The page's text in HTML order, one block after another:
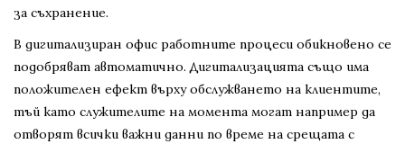
за съхранение.
В дигитализиран офис работните процеси обикновено се
подобряват автоматично. Дигитализацията също има
положителен ефект върху обслужването на клиентите,
тъй като служителите на момента могат например да
отворят всички важни данни по време на срещата с